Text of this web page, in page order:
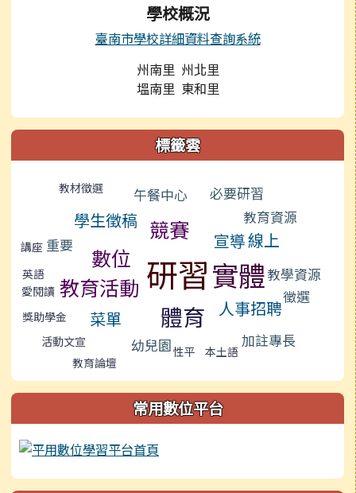
學校概況
臺南市學校詳細資料查詢系統
州南里 州北里
塭南里 東和里
標籤雲
標籤雲導覽教材徵選 午餐中心 必要研習
學生徵稿 競賽 教育資源
講座 重要 數位
宣導線上
英語 研習實體
教育活動 教學資源
愛閱讀
獎助學金
菜單 體育 人事招聘
徵選
活動文宣 幼兒園性平 本土語
加註專長
教育論壇
常用數位平台